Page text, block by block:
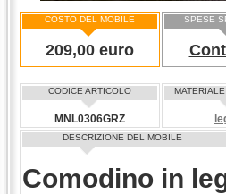
COSTO DEL MOBILE
209,00 euro
SPESE
CODICE ARTICOLO
MNL0306GRZ
DESCRIZIONE DEL MOBILE
Comodino in